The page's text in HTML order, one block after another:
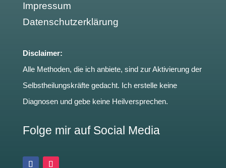
Impressum
Datenschutzerklärung
Disclaimer:
Alle Methoden, die ich anbiete, sind zur Aktivierung der
Selbstheilungskräfte gedacht. Ich erstelle keine
Diagnosen und gebe keine Heilversprechen.
Folge mir auf Social Media